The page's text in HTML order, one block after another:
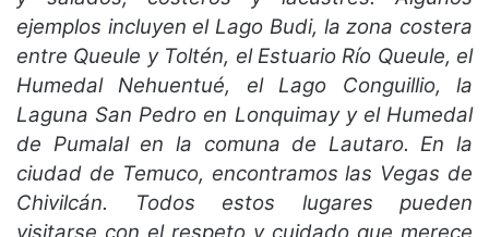
ejemplos incluyen el Lago Budi, la zona costera
entre Queule y Toltén, el Estuario Río Queule, el
Humedal Nehuentué, el Lago Conguillio, la
Laguna San Pedro en Lonquimay y el Humedal
de Pumalal en la comuna de Lautaro. En la
ciudad de Temuco, encontramos las Vegas de
Chivilcán. Todos estos lugares pueden
visitarse con el respeto y cuidado que merece